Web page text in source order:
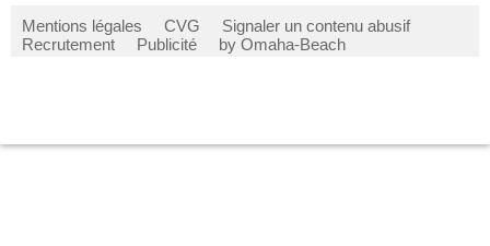
Mentions légales CVG
Signaler un contenu abusif
Recrutement
Publicité by Omaha-Beach